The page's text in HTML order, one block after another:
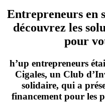
Entrepreneurs en
découvrez les
pour
h’up entrepreneurs
Cigales, un Club
solidaire, qui a
financement pour les